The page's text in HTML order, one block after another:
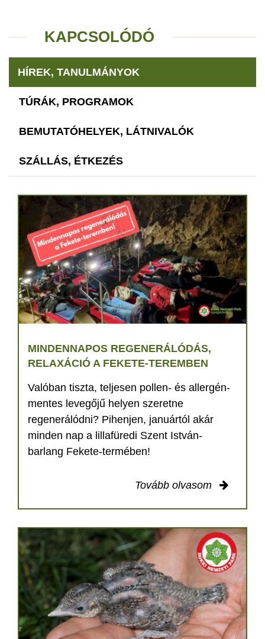
KAPCSOLÓDÓ
HÍREK, TANULMÁNYOK
TÚRÁK, PROGRAMOK
BEMUTATÓHELYEK, LÁTNIVALÓK
SZÁLLÁS, ÉTKEZÉS
MINDENNAPOS REGENERÁLÓDÁS,
RELAXÁCIÓ A FEKETE-TEREMBEN
Valóban tiszta, teljesen pollen- és allergén-
mentes levegőjű helyen szeretne
regenerálódni? Pihenjen, januártól akár
minden nap a lillafüredi Szent István-
barlang Fekete-termében!
Tovább olvasom